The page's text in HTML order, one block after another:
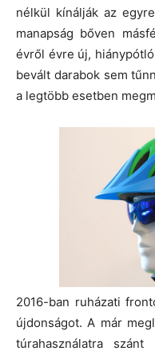
nélkül kínálják az
manapság bőven
évről évre új,
bevált darabok sem
a legtöbb esetben
2016-ban ruházati
újdonságot. A már
túrahasználatra